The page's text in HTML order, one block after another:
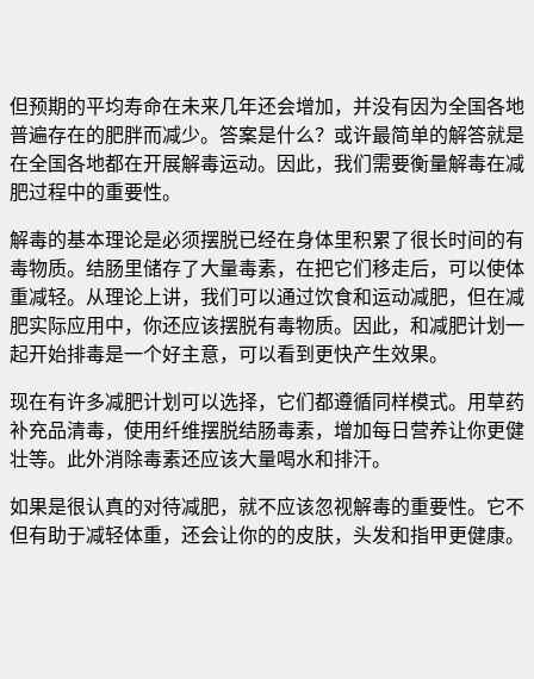
但预期的平均寿命在未来几年还会增加，并没有因为全国各地
普遍存在的肥胖而减少。答案是什么？或许最简单的解答就是
在全国各地都在开展解毒运动。因此，我们需要衡量解毒在减
肥过程中的重要性。
解毒的基本理论是必须摆脱已经在身体里积累了很长时间的有
毒物质。结肠里储存了大量毒素，在把它们移走后，可以使体
重减轻。从理论上讲，我们可以通过饮食和运动减肥，但在减
肥实际应用中，你还应该摆脱有毒物质。因此，和减肥计划一
起开始排毒是一个好主意，可以看到更快产生效果。
现在有许多减肥计划可以选择，它们都遵循同样模式。用草药
补充品清毒，使用纤维摆脱结肠毒素，增加每日营养让你更健
壮等。此外消除毒素还应该大量喝水和排汗。
如果是很认真的对待减肥，就不应该忽视解毒的重要性。它不
但有助于减轻体重，还会让你的的皮肤，头发和指甲更健康。